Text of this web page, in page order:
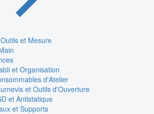
et Mesure
et Organisation
d'Atelier
et Outils d'Ouverture
et Antistatique
et Supports